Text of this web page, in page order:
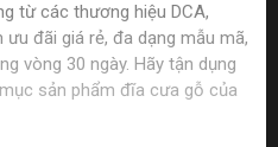
từ các thương hiệu DCA,
ưu đãi giá rẻ, đa dạng mẫu mã,
vòng 30 ngày. Hãy tận dụng
sản phẩm đĩa cưa gỗ của